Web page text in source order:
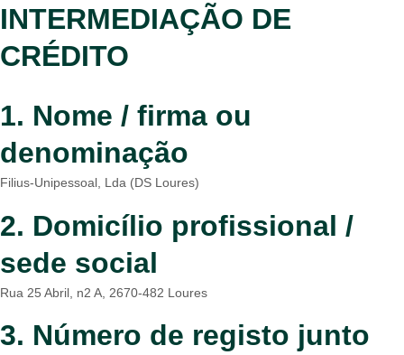
INTERMEDIAÇÃO DE
CRÉDITO
1. Nome / firma ou
denominação
Filius-Unipessoal, Lda (DS Loures)
2. Domicílio profissional /
sede social
Rua 25 Abril, n2 A, 2670-482 Loures
3. Número de registo junto